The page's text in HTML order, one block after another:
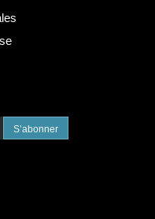
S’abonner